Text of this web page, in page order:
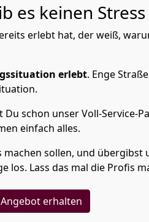
es keinen
erlebt hat, der weiß,
erlebt. Enge
schon unser Voll-Service-
einfach alles.
machen sollen, und übergibst
los. Lass das mal die Profis
erhalten